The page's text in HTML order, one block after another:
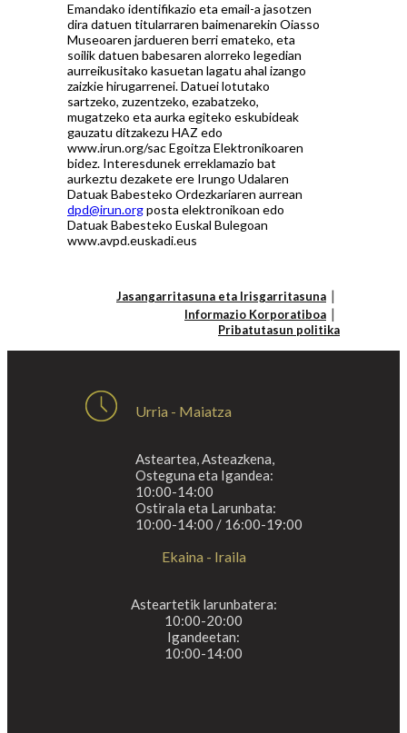
Emandako identifikazio eta email-a jasotzen
dira datuen titularraren baimenarekin Oiasso
Museoaren jardueren berri emateko, eta
soilik datuen babesaren alorreko legedian
aurreikusitako kasuetan lagatu ahal izango
zaizkie hirugarrenei. Datuei lotutako
sartzeko, zuzentzeko, ezabatzeko,
mugatzeko eta aurka egiteko eskubideak
gauzatu ditzakezu HAZ edo
www.irun.org/sac Egoitza Elektronikoaren
bidez. Interesdunek erreklamazio bat
aurkeztu dezakete ere Irungo Udalaren
Datuak Babesteko Ordezkariaren aurrean
dpd@irun.orgposta elektronikoan edo
Datuak Babesteko Euskal Bulegoan
www.avpd.euskadi.eus
Jasangarritasuna eta Irisgarritasuna
Informazio Korporatiboa
Pribatutasun politika
Urria - Maiatza
Asteartea, Asteazkena,
Osteguna eta Igandea:
10:00-14:00
Ostirala eta Larunbata:
10:00-14:00 / 16:00-19:00
Ekaina - Iraila
Asteartetik larunbatera:
10:00-20:00
Igandeetan:
10:00-14:00